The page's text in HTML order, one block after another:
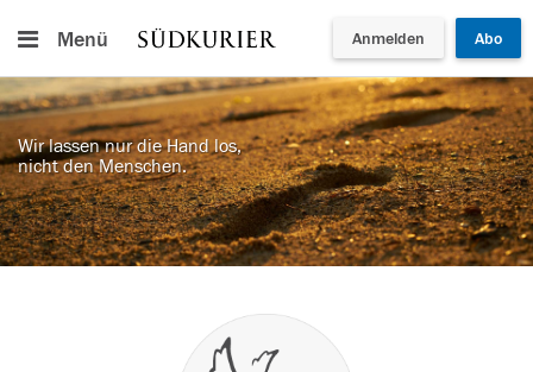
Menü Anmelden Abo
Wir lassen nur die Hand los,
nicht den Menschen.